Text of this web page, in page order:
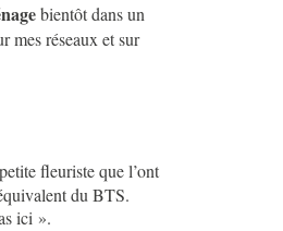
bientôt dans un
mes réseaux et sur
fleuriste que l’ont
du BTS.
ici ».